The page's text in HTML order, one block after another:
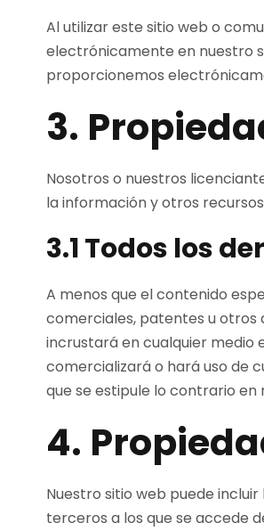
Al utilizar este sitio web o
electrónicamente en nuestro
proporcionemos
3.
Nosotros o nuestros
la información y otros
3.1 Todos los
A menos que el contenido
comerciales, patentes u otros
incrustará en cualquier medio
comercializará o hará uso de
que se estipule lo contrario
4.
Nuestro sitio web puede
terceros a los que se accede